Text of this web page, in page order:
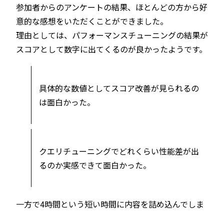
参加者からのアンケートの結果、ほとんどの方から好
意的な感想をいただくことができました。
理由としては、パフォーマンスチューニングの結果が
スコアとして数字に出てくるのが良かったようです。
具体的な数値としてスコア改善が見られるの
は面白かった。
クエリチューニングでどれくらい性能差が出
るのか実感できて面白かった。
一方で4時間という短い時間に内容を詰め込んでしま